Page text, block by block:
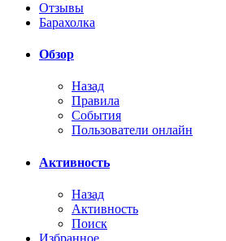
Отзывы
Барахолка
Обзор
Назад
Правила
События
Пользователи онлайн
Активность
Назад
Активность
Поиск
Избранное